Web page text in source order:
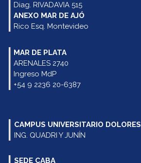
Diag. RIVADAVIA 515
ANEXO MAR DE AJÓ
Rico Esq. Montevideo
MAR DE PLATA
ARENALES 2740
Ingreso MdP
+54 9 2236 20-6387
CAMPUS UNIVERSITARIO DOLORES
ING. QUADRI Y JUNÍN
SEDE CABA